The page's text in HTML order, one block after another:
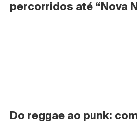
percorridos até “Nova
Do reggae ao punk: